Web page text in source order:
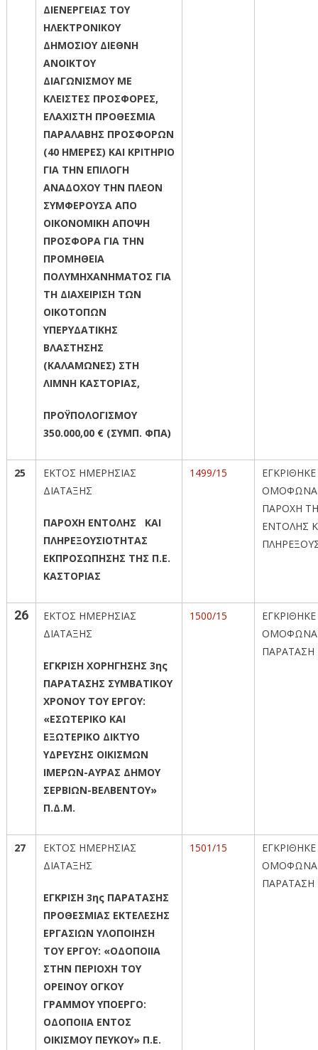
ΔΙΕΝΕΡΓΕΙΑΣ ΤΟΥ
ΗΛΕΚΤΡΟΝΙΚΟΥ
ΔΗΜΟΣΙΟΥ ΔΙΕΘΝΗ
ΑΝΟΙΚΤΟΥ
ΔΙΑΓΩΝΙΣΜΟΥ ΜΕ
ΚΛΕΙΣΤΕΣ ΠΡΟΣΦΟΡΕΣ,
ΕΛΑΧΙΣΤΗ ΠΡΟΘΕΣΜΙΑ
ΠΑΡΑΛΑΒΗΣ ΠΡΟΣΦΟΡΩΝ
(40 ΗΜΕΡΕΣ) ΚΑΙ ΚΡΙΤΗΡΙΟ
ΓΙΑ ΤΗΝ ΕΠΙΛΟΓΗ
ΑΝΑΔΟΧΟΥ ΤΗΝ ΠΛΕΟΝ
ΣΥΜΦΕΡΟΥΣΑ ΑΠΟ
ΟΙΚΟΝΟΜΙΚΗ ΑΠΟΨΗ
ΠΡΟΣΦΟΡΑ ΓΙΑ ΤΗΝ
ΠΡΟΜΗΘΕΙΑ
ΠΟΛΥΜΗΧΑΝΗΜΑΤΟΣ ΓΙΑ
ΤΗ ΔΙΑΧΕΙΡΙΣΗ ΤΩΝ
ΟΙΚΟΤΟΠΩΝ
ΥΠΕΡΥΔΑΤΙΚΗΣ
ΒΛΑΣΤΗΣΗΣ
(ΚΑΛΑΜΩΝΕΣ) ΣΤΗ
ΛΙΜΝΗ ΚΑΣΤΟΡΙΑΣ,
ΠΡΟΫΠΟΛΟΓΙΣΜΟΥ
350.000,00 € (ΣΥΜΠ. ΦΠΑ)
25
ΕΚΤΟΣ ΗΜΕΡΗΣΙΑΣ
ΔΙΑΤΑΞΗΣ
ΠΑΡΟΧΗ ΕΝΤΟΛΗΣ ΚΑΙ
ΠΛΗΡΕΞΟΥΣΙΟΤΗΤΑΣ
ΕΚΠΡΟΣΩΠΗΣΗΣ ΤΗΣ Π.Ε.
ΚΑΣΤΟΡΙΑΣ
1499/15
ΕΓΚΡΙΘΗΚΕ
ΟΜΟΦΩΝΑ
ΠΑΡΟΧΗ
ΕΝΤΟΛΗΣ
26
ΕΚΤΟΣ ΗΜΕΡΗΣΙΑΣ
ΔΙΑΤΑΞΗΣ
ΕΓΚΡΙΣΗ ΧΟΡΗΓΗΣΗΣ 3ης
ΠΑΡΑΤΑΣΗΣ ΣΥΜΒΑΤΙΚΟΥ
ΧΡΟΝΟΥ ΤΟΥ ΕΡΓΟΥ:
«ΕΣΩΤΕΡΙΚΟ ΚΑΙ
ΕΞΩΤΕΡΙΚΟ ΔΙΚΤΥΟ
ΥΔΡΕΥΣΗΣ ΟΙΚΙΣΜΩΝ
ΙΜΕΡΩΝ-ΑΥΡΑΣ ΔΗΜΟΥ
ΣΕΡΒΙΩΝ-ΒΕΛΒΕΝΤΟΥ»
Π.Δ.Μ.
1500/15
ΕΓΚΡΙΘΗΚΕ
ΟΜΟΦΩΝΑ
ΠΑΡΑΤΑΣΗ
27
ΕΚΤΟΣ ΗΜΕΡΗΣΙΑΣ
ΔΙΑΤΑΞΗΣ
ΕΓΚΡΙΣΗ 3ης ΠΑΡΑΤΑΣΗΣ
ΠΡΟΘΕΣΜΙΑΣ ΕΚΤΕΛΕΣΗΣ
ΕΡΓΑΣΙΩΝ ΥΛΟΠΟΙΗΣΗ
ΤΟΥ ΕΡΓΟΥ: «ΟΔΟΠΟΙΙΑ
ΣΤΗΝ ΠΕΡΙΟΧΗ ΤΟΥ
ΟΡΕΙΝΟΥ ΟΓΚΟΥ
ΓΡΑΜΜΟΥ ΥΠΟΕΡΓΟ:
ΟΔΟΠΟΙΙΑ ΕΝΤΟΣ
ΟΙΚΙΣΜΟΥ ΠΕΥΚΟΥ» Π.Ε.
1501/15
ΕΓΚΡΙΘΗΚΕ
ΟΜΟΦΩΝΑ
ΠΑΡΑΤΑΣΗ